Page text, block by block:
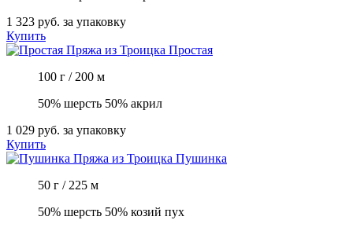
1 323 руб. за упаковку
Купить
Пряжа из Троицка Простая
100 г / 200 м
50% шерсть 50% акрил
1 029 руб. за упаковку
Купить
Пряжа из Троицка Пушинка
50 г / 225 м
50% шерсть 50% козий пух